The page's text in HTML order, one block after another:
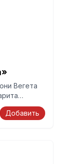
Вегета
Добавить